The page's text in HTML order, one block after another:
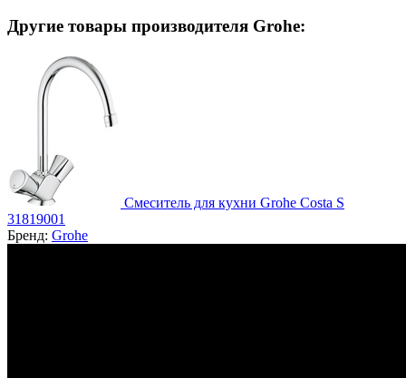
Другие товары производителя Grohe:
Смеситель для кухни Grohe Costa S
31819001
Бренд: Grohe